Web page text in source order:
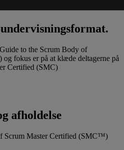
to the Scrum Body of
fokus er på at klæde deltagerne på
Certified (SMC)
afholdelse
Scrum Master Certified (SMC™)